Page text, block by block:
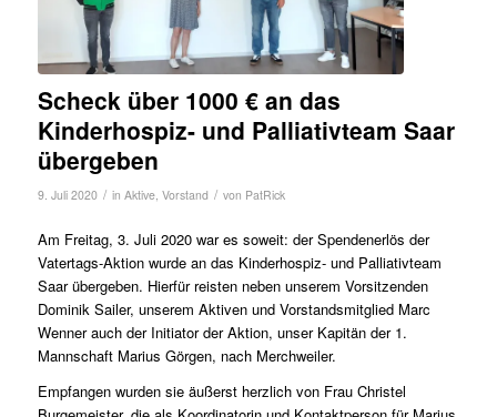
Scheck über 1000 € an das
Kinderhospiz- und Palliativteam Saar
übergeben
9. Juli 2020 / in Aktive, Vorstand / von PatRick
Am Freitag, 3. Juli 2020 war es soweit: der Spendenerlös der
Vatertags-Aktion wurde an das Kinderhospiz- und Palliativteam
Saar übergeben. Hierfür reisten neben unserem Vorsitzenden
Dominik Sailer, unserem Aktiven und Vorstandsmitglied Marc
Wenner auch der Initiator der Aktion, unser Kapitän der 1.
Mannschaft Marius Görgen, nach Merchweiler.
Empfangen wurden sie äußerst herzlich von Frau Christel